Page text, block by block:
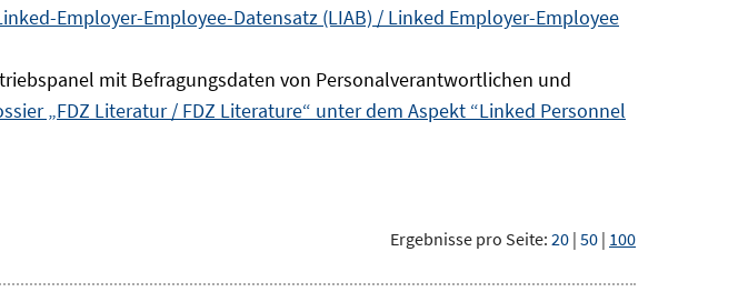
Fenster
Employer-Employee-Datensatz (LIAB) / Linked Employer-Employee
mit Befragungsdaten von Personalverantwortlichen und
„FDZ Literatur / FDZ Literature“ unter dem Aspekt “Linked Personnel
Ergebnisse pro Seite: 20 | 50 | 100